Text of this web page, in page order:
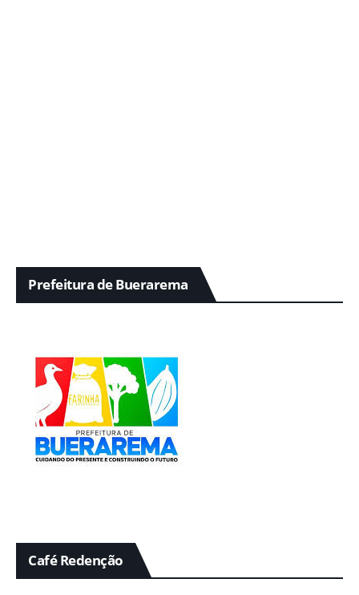
Prefeitura de Buerarema
Café Redenção